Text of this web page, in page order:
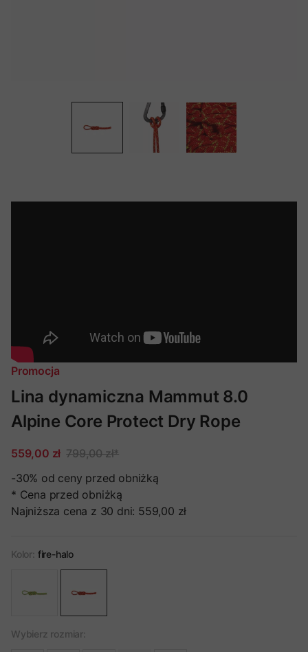
Promocja
Lina dynamiczna Mammut 8.0
Alpine Core Protect Dry Rope
559,00 zł 799,00 zł*
-30% od ceny przed obniżką
* Cena przed obniżką
Najniższa cena z 30 dni: 559,00 zł
Kolor: fire-halo
Wybierz rozmiar: